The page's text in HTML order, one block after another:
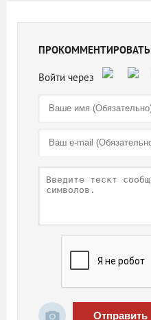
ПРОКОММЕНТИРОВАТЬ
Отправить